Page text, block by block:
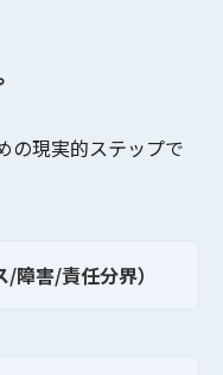
の現実的ステップで
障害/責任分界）